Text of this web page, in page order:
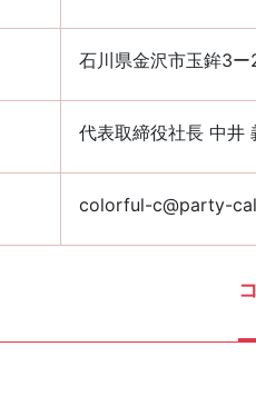
石川県金沢市玉鉾3ー
代表取締役社長 中井
colorful-c@party-